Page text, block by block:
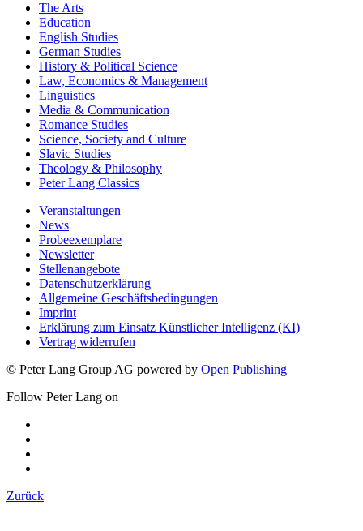
The Arts
Education
English Studies
German Studies
History & Political Science
Law, Economics & Management
Linguistics
Media & Communication
Romance Studies
Science, Society and Culture
Slavic Studies
Theology & Philosophy
Peter Lang Classics
Veranstaltungen
News
Probeexemplare
Newsletter
Stellenangebote
Datenschutzerklärung
Allgemeine Geschäftsbedingungen
Imprint
Erklärung zum Einsatz Künstlicher Intelligenz (KI)
Vertrag widerrufen
© Peter Lang Group AG powered by Open Publishing
Follow Peter Lang on
Zurück